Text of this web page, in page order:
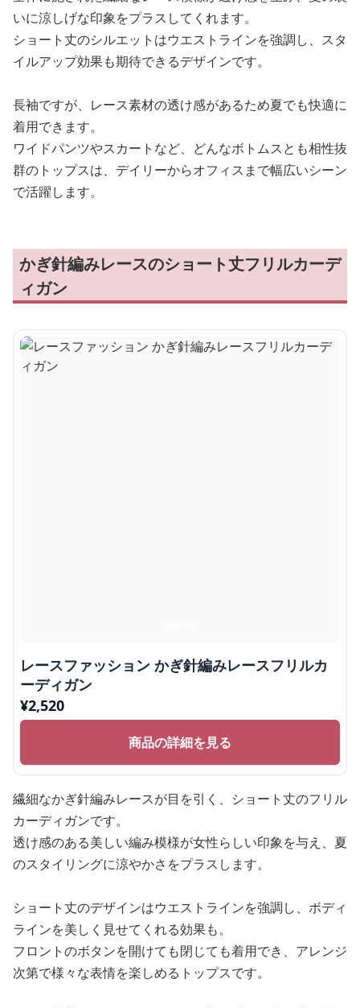
いに涼しげな印象をプラスしてくれます。
ショート丈のシルエットはウエストラインを強調し、スタ
イルアップ効果も期待できるデザインです。
長袖ですが、レース素材の透け感があるため夏でも快適に
着用できます。
ワイドパンツやスカートなど、どんなボトムスとも相性抜
群のトップスは、デイリーからオフィスまで幅広いシーン
で活躍します。
かぎ針編みレースのショート丈フリルカーデ
ィガン
レースファッション かぎ針編みレースフリルカ
ーディガン
¥2,520
商品の詳細を見る
繊細なかぎ針編みレースが目を引く、ショート丈のフリル
カーディガンです。
透け感のある美しい編み模様が女性らしい印象を与え、夏
のスタイリングに涼やかさをプラスします。
ショート丈のデザインはウエストラインを強調し、ボディ
ラインを美しく見せてくれる効果も。
フロントのボタンを開けても閉じても着用でき、アレンジ
次第で様々な表情を楽しめるトップスです。